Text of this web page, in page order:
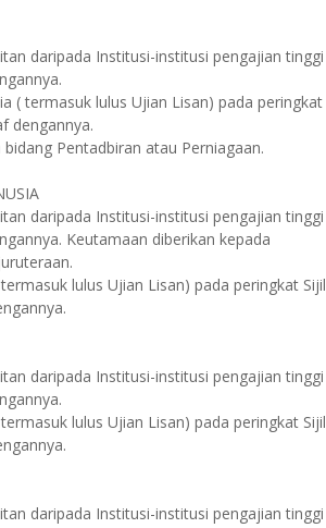
daripada Institusi-institusi pengajian tinggi
( termasuk lulus Ujian Lisan) pada peringkat
dengannya.
Pentadbiran atau Perniagaan.
daripada Institusi-institusi pengajian tinggi
Keutamaan diberikan kepada
lulus Ujian Lisan) pada peringkat Sijil
daripada Institusi-institusi pengajian tinggi
lulus Ujian Lisan) pada peringkat Sijil
daripada Institusi-institusi pengajian tinggi